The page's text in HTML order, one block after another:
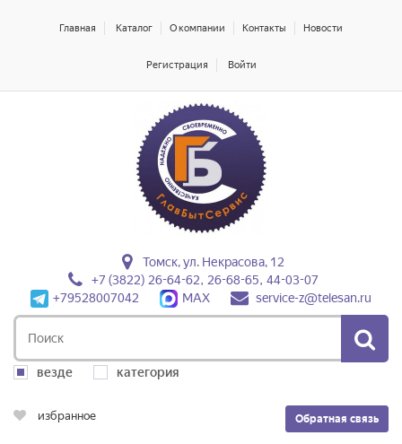
Главная Каталог О компании Контакты Новости
Регистрация Войти
Томск, ул. Некрасова, 12
+7 (3822) 26-64-62, 26-68-65, 44-03-07
+79528007042
MAX service-z@telesan.ru
везде категория
Обратная связь
избранное